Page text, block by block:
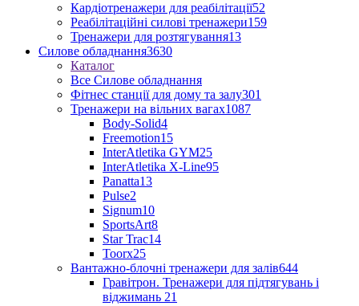
Кардіотренажери для реабілітації52
Реабілітаційні силові тренажери159
Тренажери для розтягування13
Силове обладнання3630
Каталог
Все Силове обладнання
Фітнес станції для дому та залу301
Тренажери на вільних вагах1087
Body-Solid4
Freemotion15
InterAtletika GYM25
InterAtletika X-Line95
Panatta13
Pulse2
Signum10
SportsArt8
Star Trac14
Toorx25
Вантажно-блочні тренажери для залів644
Гравітрон. Тренажери для підтягувань і
віджимань 21